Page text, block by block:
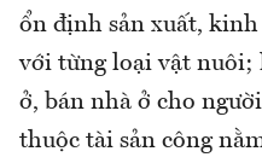
ổn định sản xuất,
với từng loại vật nuôi;
ở, bán nhà ở cho
thuộc tài sản công